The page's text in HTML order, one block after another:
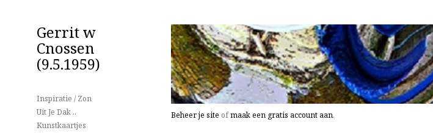
Beheer je site ofmaak een gratis account aan.
Gerrit w
Cnossen
(9.5.1959)
Inspiratie / Zon
Uit Je Dak ..
Kunstkaartjes